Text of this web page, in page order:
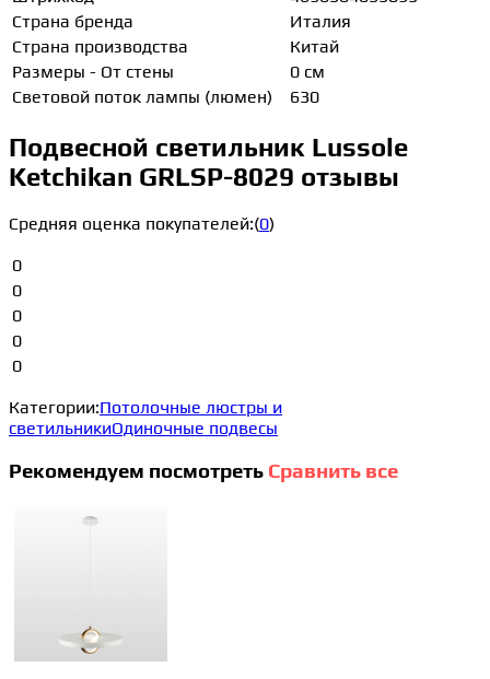
Страна бренда
Италия
Страна производства
Китай
Размеры - От стены
0 см
Световой поток лампы (люмен)
630
Подвесной светильник Lussole
Ketchikan GRLSP-8029 отзывы
Средняя оценка покупателей:(0)
0
0
0
0
0
Категории:Потолочные люстры и
светильникиОдиночные подвесы
Рекомендуем посмотреть Сравнить все